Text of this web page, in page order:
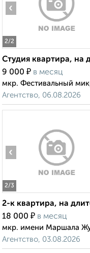
2/2
‹
Студия квартира, на
9 000 ₽ в месяц
мкр. Фестивальный
Агентство, 06.08.2026
2/3
‹
2-к квартира, на
18 000 ₽ в месяц
мкр. имени Маршала
Агентство, 03.08.2026